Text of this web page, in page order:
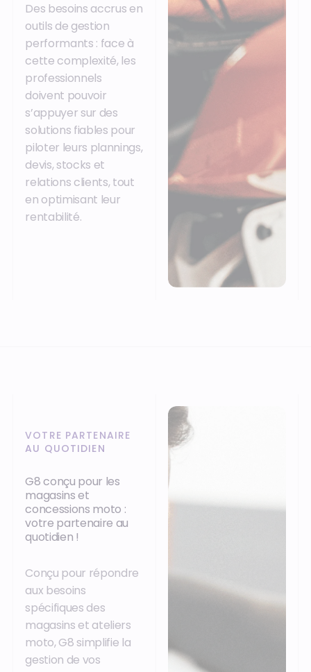
Des besoins accrus en
outils de gestion
performants : face à
cette complexité, les
professionnels
doivent pouvoir
s’appuyer sur des
solutions fiables pour
piloter leurs plannings,
devis, stocks et
relations clients, tout
en optimisant leur
rentabilité.
VOTRE PARTENAIRE
AU QUOTIDIEN
G8 conçu pour les
magasins et
concessions moto :
votre partenaire au
quotidien !
Conçu pour répondre
aux besoins
spécifiques des
magasins et ateliers
moto, G8 simplifie la
gestion de vos